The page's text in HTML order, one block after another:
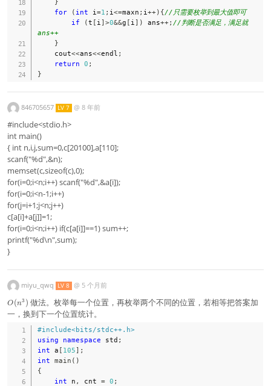
for
( int i =1 ; i <=maxn ; i ++) {//只需要枚举到最大值即可
if
(t [ i ]>0&&g [ i ] ) ans++; //判断是否满足，满足就
ans++
}
    cout
<<ans<<endl ;
return 0 ;
}
846705657 LV 7 @ 8 年前
#include<stdio.h>
int main()
{ int n,i,j,sum=0,c[20100],a[110];
scanf("%d",&n);
memset(c,sizeof(c),0);
for(i=0;i<n;i++) scanf("%d",&a[i]);
for(i=0;i<n-1;i++)
for(j=i+1;j<n;j++)
c[a[i]+a[j]]=1;
for(i=0;i<n;i++) if(c[a[i]]==1) sum++;
printf("%d\n",sum);
}
miyu_qwq LV 8 @ 5 个月前
O
O(n3 ) 做法。枚举每一个位置，再枚举两个不同的位置，若相等把答案加
一，换到下一个位置统计。
#include<bits/stdc++.h>
using
namespace std ;
int a [ 105] ;
int main ( )
{
int n , cnt = 0 ;